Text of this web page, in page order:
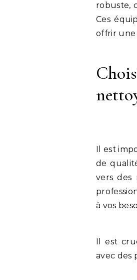
robuste,
Ces
offrir une
Il est
de
vers des
à vos
Il est
avec des